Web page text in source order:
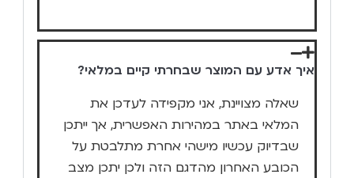
איך אדע עם המוצר שבחרתי קיים במלאי?
שאלה מצויינת, אני מקפידה לעדכן את
המלאי באתר במהירות האפשרית, אך ייתכן
שבדיוק עכשיו מישהי אחרת מתלבטת על
הכובע האחרון מהדגם הזה ולכן יתכן מצב